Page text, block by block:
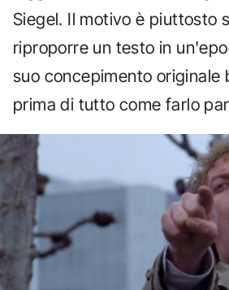
Siegel. Il motivo è piuttosto
riproporre un testo in
suo concepimento originale
prima di tutto come farlo